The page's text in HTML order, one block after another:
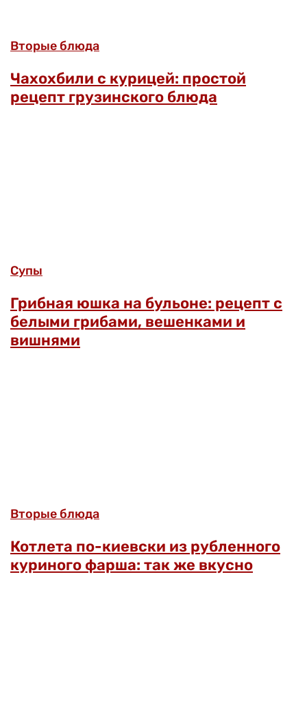
Вторые блюда
Чахохбили с курицей: простой
рецепт грузинского блюда
Супы
Грибная юшка на бульоне: рецепт с
белыми грибами, вешенками и
вишнями
Вторые блюда
Котлета по-киевски из рубленного
куриного фарша: так же вкусно